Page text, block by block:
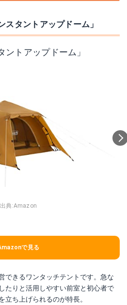
スタントアップドーム」
ントアップドーム」
出典:Amazon
で見る
できるワンタッチテントです。急な
たりと活用しやすい前室と初心者で
立ち上げられるのが特長。